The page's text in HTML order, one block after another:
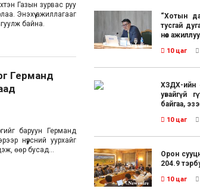
Газын зурвас руу
Энэхүү ажиллагааг
байна.
Германд
баруун Германд
нүүрсний уурхайг
өөр бусад...
“Хотын
тусгай
нөөс
10 цаг
ХЗДХ-ийн
увайгүй
байгаа,
10 цаг
Орон
204.9
10 цаг